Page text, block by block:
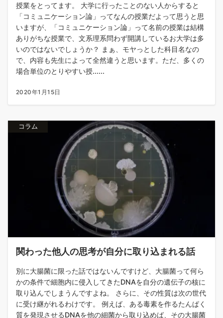
授業をとってます。 大学に行ったことのない人からすると
「コミュニケーション論」ってなんの授業だよって思うと思
いますが、「コミュニケーション論」って名前の授業は結構
ありがちな授業で、文系理系問わず開講しているお大学は多
いのではないでしょうか？ まぁ、モヤっとした科目名なの
で、内容も先生によって全然違うと思います。ただ、多くの
場合単位のとりやすい授......
2020年1月15日
コラム
関わった他人の思考が自分に取り込まれる話
別に大腸菌に限った話ではないんですけど、大腸菌って何ら
かの条件で細胞内に侵入してきたDNAを自分の遺伝子の核に
取り込んでしまうんですよね。 さらに、その性質は次の世代
に受け継がれるわけです。 例えば、ある毒素を作るたんぱく
質を発現させるDNAを他の細菌から取り込めば、その大腸菌